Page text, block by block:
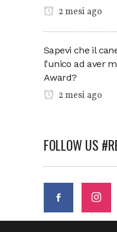
2 mesi ago
Sapevi che il
l’unico ad aver
Award?
2 mesi ago
FOLLOW US